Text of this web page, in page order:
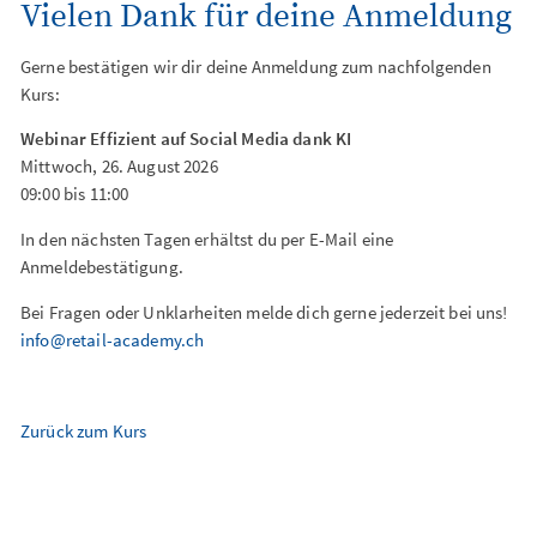
Vielen Dank für deine Anmeldung
Gerne bestätigen wir dir deine Anmeldung zum nachfolgenden
Kurs:
Webinar Effizient auf Social Media dank KI
Mittwoch, 26. August 2026
09:00 bis 11:00
In den nächsten Tagen erhältst du per E-Mail eine
Anmeldebestätigung.
Bei Fragen oder Unklarheiten melde dich gerne jederzeit bei uns!
info@retail-academy.ch
Zurück zum Kurs